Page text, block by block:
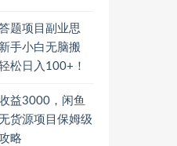
题项目副业思
手小白无脑搬
松日入100+！
益3000，闲鱼
货源项目保姆级
略